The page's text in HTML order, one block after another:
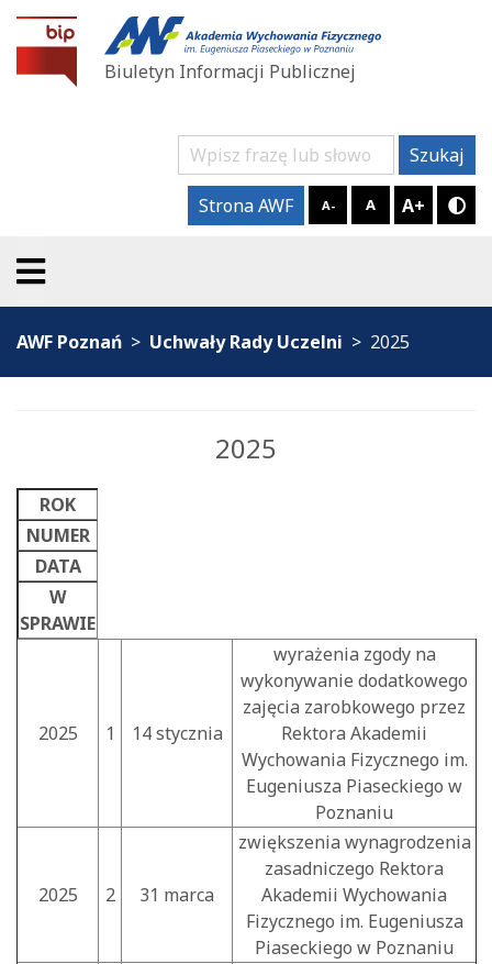
BIP AWF Poznań
Biuletyn Informacji Publicznej
Szukaj Szukaj
Strona AWF A- A A+
AWF Poznań Uchwały Rady Uczelni 2025
2025
ROK
NUMER
DATA
W
SPRAWIE
2025 1 14 stycznia
wyrażenia zgody na
wykonywanie dodatkowego
zajęcia zarobkowego przez
Rektora Akademii
Wychowania Fizycznego im.
Eugeniusza Piaseckiego w
Poznaniu
2025 2 31 marca
zwiększenia wynagrodzenia
zasadniczego Rektora
Akademii Wychowania
Fizycznego im. Eugeniusza
Piaseckiego w Poznaniu